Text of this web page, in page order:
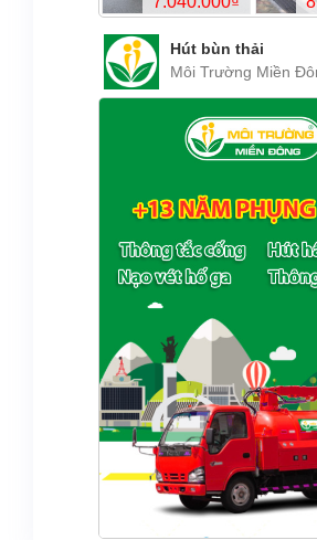
Hút bùn thải
Môi Trường Miền